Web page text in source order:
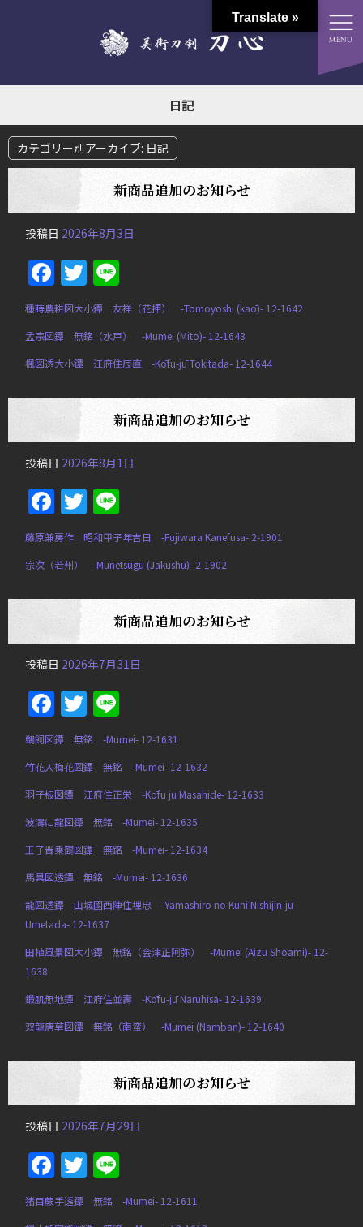
日記
カテゴリー別アーカイブ: 日記
新商品追加のお知らせ
投稿日 2026年8月3日
Facebook
Twitter
種蒔農耕図大小鐔 友祥（花押） -Tomoyoshi (kaō)- 12-1642
孟宗図鐔 無銘（水戸） -Mumei (Mito)- 12-1643
楓図透大小鐔 江府住辰直 -Kōfu-jū Tokitada- 12-1644
新商品追加のお知らせ
投稿日 2026年8月1日
Facebook
Twitter
藤原兼房作 昭和甲子年吉日 -Fujiwara Kanefusa- 2-1901
宗次（若州） -Munetsugu (Jakushū)- 2-1902
新商品追加のお知らせ
投稿日 2026年7月31日
Facebook
Twitter
鵜飼図鐔 無銘 -Mumei- 12-1631
竹花入梅花図鐔 無銘 -Mumei- 12-1632
羽子板図鐔 江府住正栄 -Kōfu ju Masahide- 12-1633
波濤に龍図鐔 無銘 -Mumei- 12-1635
王子晋乗鶴図鐔 無銘 -Mumei- 12-1634
馬具図透鐔 無銘 -Mumei- 12-1636
龍図透鐔 山城國西陣住埋忠 -Yamashiro no Kuni Nishijin-jū
Umetada- 12-1637
田植風景図大小鐔 無銘（会津正阿弥） -Mumei (Aizu Shoami)- 12-
1638
鍛肌無地鐔 江府住並壽 -Kōfu-jū Naruhisa- 12-1639
双龍唐草図鐔 無銘（南蛮） -Mumei (Namban)- 12-1640
新商品追加のお知らせ
投稿日 2026年7月29日
Facebook
Twitter
猪目蕨手透鐔 無銘 -Mumei- 12-1611
Translate »